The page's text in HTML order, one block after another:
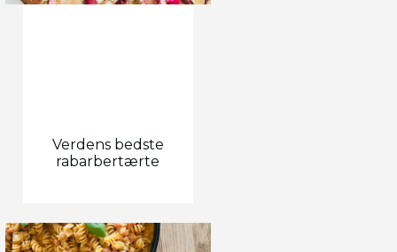
Verdens bedste
rabarbertærte